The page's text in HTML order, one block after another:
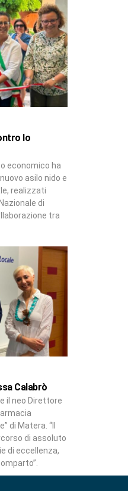
lo
economico ha
asilo nido e
realizzati
di
tra
Calabrò
il neo Direttore
di Matera. “Il
di assoluto
di eccellenza,